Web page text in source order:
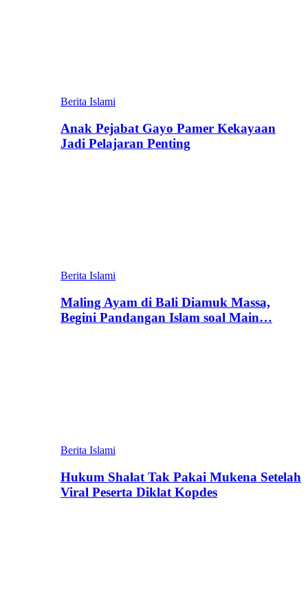
Berita Islami
Anak Pejabat Gayo Pamer Kekayaan
Jadi Pelajaran Penting
Berita Islami
Maling Ayam di Bali Diamuk Massa,
Begini Pandangan Islam soal Main…
Berita Islami
Hukum Shalat Tak Pakai Mukena Setelah
Viral Peserta Diklat Kopdes